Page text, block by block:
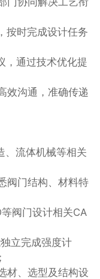
按时完成设计任务
，通过技术优化提
效沟通，准确传递
、流体机械等相关
阀门结构、材料特
阀门设计相关CA
立完成强度计
材、选型及结构设